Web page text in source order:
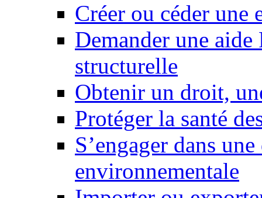
Créer ou céder une
Demander une
structurelle
Obtenir un droit,
Protéger la santé
S’engager dans
environnementale